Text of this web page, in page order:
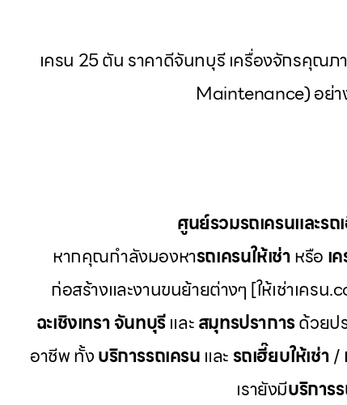
เครน 25 ตัน ราคาดีจันทบุรี เครื่องจักรคุณ
Maintenance) อย่า
ศูนย์รวมรถเครนและร
หากคุณกำลังมองหารถเครนให้เช่าหรือ เ
ก่อสร้างและงานขนย้ายต่างๆ [ให้เช่าเคร
ฉะเชิงเทรา จันทบุรีและสมุทรปราการด้วยป
อาชีพ ทั้งบริการรถเครน และรถเฮี๊ยบให้เช่า/
เรายังมีบริการ